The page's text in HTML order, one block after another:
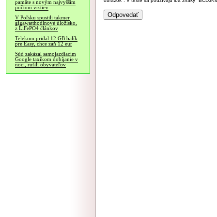
pamäte s novým najvyšším
počtom vrstiev
V Poľsku spustili takmer
gigawatthodinové úložisko,
z LiFePO4 článkov
Telekom pridal 12 GB balík
pre Easy, chce zaň 12 eur
Súd zakázal samojazdiacim
Google taxíkom dobíjanie v
noci, rušili obyvateľov